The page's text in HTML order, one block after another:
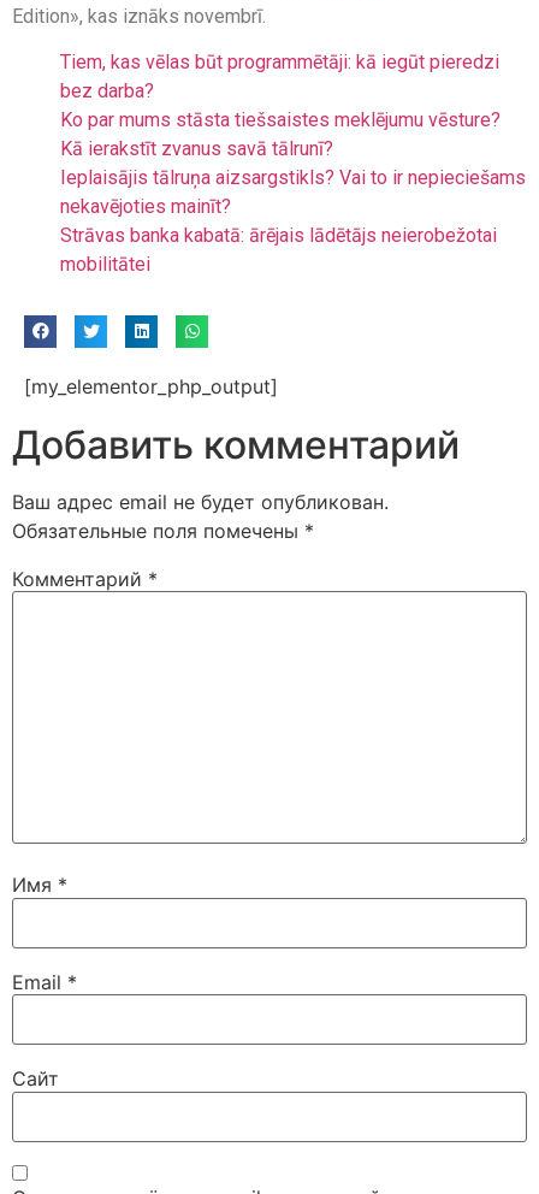
Edition», kas iznāks novembrī.
Tiem, kas vēlas būt programmētāji: kā iegūt pieredzi
bez darba?
Ko par mums stāsta tiešsaistes meklējumu vēsture?
Kā ierakstīt zvanus savā tālrunī?
Ieplaisājis tālruņa aizsargstikls? Vai to ir nepieciešams
nekavējoties mainīt?
Strāvas banka kabatā: ārējais lādētājs neierobežotai
mobilitātei
[my_elementor_php_output]
Добавить комментарий
Ваш адрес email не будет опубликован.
Обязательные поля помечены *
Комментарий *
Имя *
Email *
Сайт